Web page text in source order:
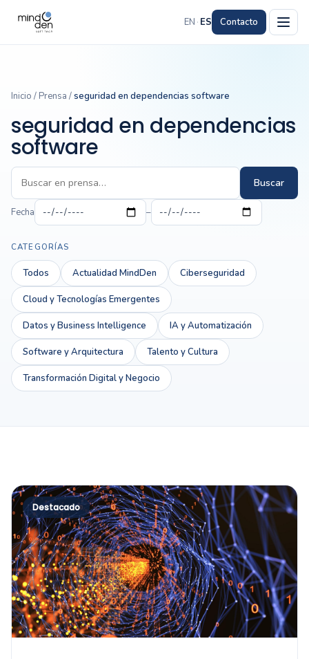
EN · ES Contacto
Inicio / Prensa /seguridad en dependencias software
seguridad en dependencias
software
Buscar
Fecha –
CATEGORÍAS
Todos Actualidad MindDen Ciberseguridad
Cloud y Tecnologías Emergentes
Datos y Business Intelligence IA y Automatización
Software y Arquitectura Talento y Cultura
Transformación Digital y Negocio
Destacado